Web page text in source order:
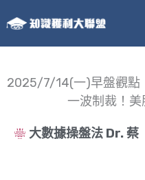
至
主
內2025/7/14(一)早盤觀點
一波制裁！美
大數據操盤法 Dr. 蔡